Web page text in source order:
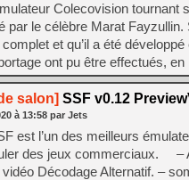
Colecovision tournant
par le célèbre Marat Fayzullin.
et qu’il a été
ont pu être effectués,
salon] SSF v0.12
à 13:58 par Jets
est l’un des meilleurs
des jeux commerciaux. –
vidéo Décodage Alternatif. –